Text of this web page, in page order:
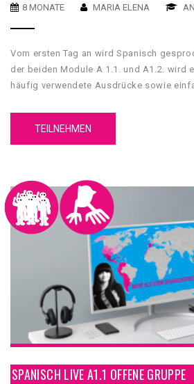
8 MONATE MARIA ELENA
Vom ersten Tag an wird Spanisch
der beiden Module A 1.1. und A1.2. wird
häufig verwendete Ausdrücke sowie
TEILNEHMEN
SPANISCH LIVE A1.1 OFFENE GRUPPE